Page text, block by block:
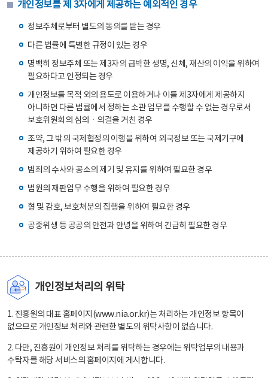
개인정보를 제 3자에게 제공하는 예외적인 경우
정보주체로부터 별도의 동의를 받는 경우
다른 법률에 특별한 규정이 있는 경우
명백히 정보주체 또는 제3자의 급박한 생명, 신체, 재산의 이익을 위하여
필요하다고 인정되는 경우
개인정보를 목적 외의 용도로 이용하거나 이를 제3자에게 제공하지
아니하면 다른 법률에서 정하는 소관 업무를 수행할 수 없는 경우로서
보호위원회의 심의ㆍ의결을 거친 경우
조약, 그 밖의 국제협정의 이행을 위하여 외국정보 또는 국제기구에
제공하기 위하여 필요한 경우
범죄의 수사와 공소의 제기 및 유지를 위하여 필요한 경우
법원의 재판업무 수행을 위하여 필요한 경우
형 및 감호, 보호처분의 집행을 위하여 필요한 경우
공중위생 등 공공의 안전과 안녕을 위하여 긴급히 필요한 경우
개인정보처리의 위탁
1. 진흥원의 대표 홈페이지(www.nia.or.kr)는 처리하는 개인정보 항목이
없으므로 개인정보 처리와 관련한 별도의 위탁사항이 없습니다.
2. 다만, 진흥원이 개인정보 처리를 위탁하는 경우에는 위탁업무의 내용과
수탁자를 해당 서비스의 홈페이지에 게시합니다.